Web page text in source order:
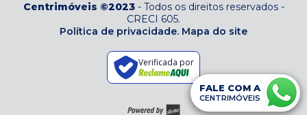
Centrimóveis ©2023- Todos os direitos reservados-
CRECI 605.
Política de privacidade. Mapa do site
Verificada por
FALE COM A
CENTRIMÓVEIS